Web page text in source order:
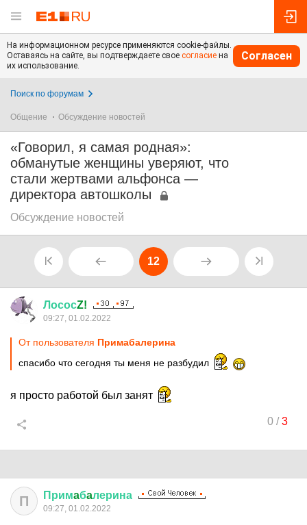
На информационном ресурсе применяются cookie-файлы.
Оставаясь на сайте, вы подтверждаете свое согласие на
их использование.
Согласен
Поиск по форумам
Общение Обсуждение новостей
«Говорил, я самая родная»:
обманутые женщины уверяют, что
стали жертвами альфонса —
директора автошколы
Обсуждение новостей
12
ЛососZ!
09:27, 01.02.2022
От пользователя Примaбaлерина
спасибо что сегодня ты меня не разбудил
я просто работой был занят
0/3
П Примaбaлерина
09:27, 01.02.2022